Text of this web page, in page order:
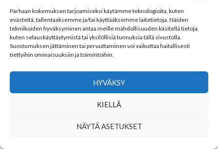
Parhaan kokemuksen tarjoamiseksi käytämme teknologioita, kuten
evästeitä, tallentaaksemme ja/tai käyttääksemme laitetietoja. Näiden
tekniikoiden hyväksyminen antaa meille mahdollisuuden käsitellä tietoja,
kuten selauskäyttäytymistä tai yksilöllisiä tunnuksia tällä sivustolla.
Suostumuksen jättäminen tai peruuttaminen voi vaikuttaa haitallisesti
tiettyihin ominaisuuksiin ja toimintoihin.
HYVÄKSY
KIELLÄ
NÄYTÄ ASETUKSET
YHTEYSTIEDOT
SEURAA MEITÄ